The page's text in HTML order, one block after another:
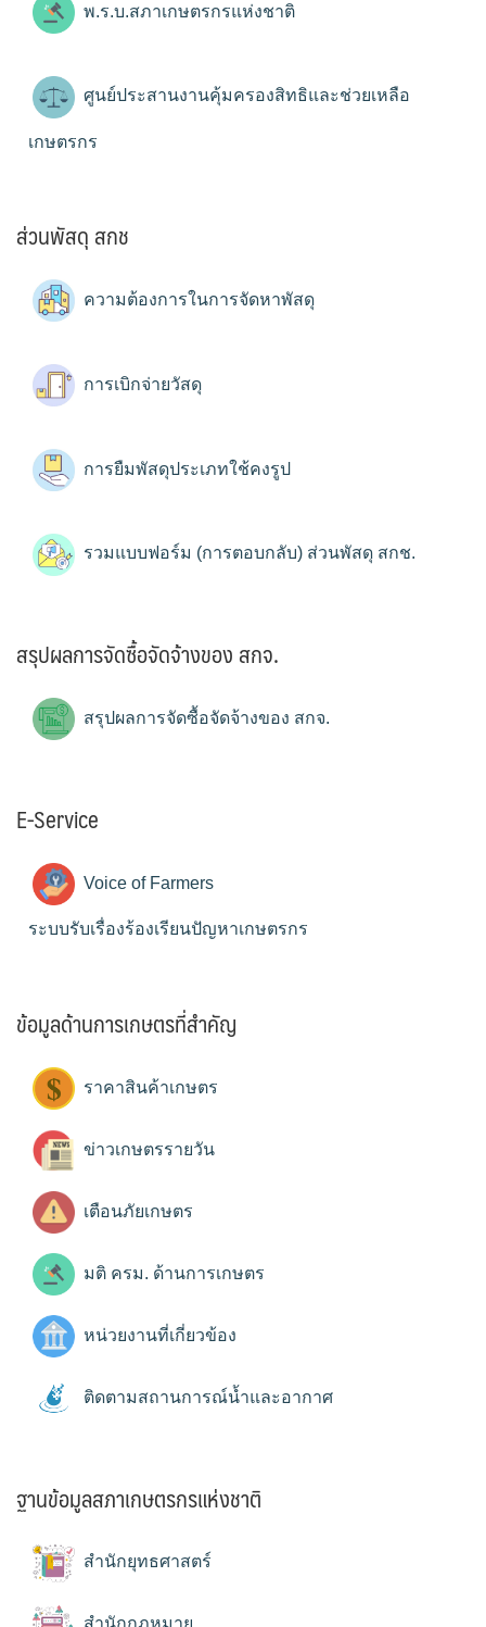
พ.ร.บ.สภาเกษตรกรแห่งชาติ
ศูนย์ประสานงานคุ้มครองสิทธิและช่วยเหลือ
เกษตรกร
ส่วนพัสดุ สกช
ความต้องการในการจัดหาพัสดุ
การเบิกจ่ายวัสดุ
การยืมพัสดุประเภทใช้คงรูป
รวมแบบฟอร์ม (การตอบกลับ) ส่วนพัสดุ สกช.
สรุปผลการจัดซื้อจัดจ้างของ สกจ.
สรุปผลการจัดซื้อจัดจ้างของ สกจ.
E-Service
Voice of Farmers
ระบบรับเรื่องร้องเรียนปัญหาเกษตรกร
ข้อมูลด้านการเกษตรที่สำคัญ
ราคาสินค้าเกษตร
ข่าวเกษตรรายวัน
เตือนภัยเกษตร
มติ ครม. ด้านการเกษตร
หน่วยงานที่เกี่ยวข้อง
ติดตามสถานการณ์น้ำและอากาศ
ฐานข้อมูลสภาเกษตรกรแห่งชาติ
สำนักยุทธศาสตร์